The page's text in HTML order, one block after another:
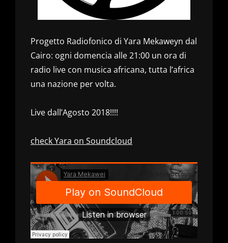
Progetto Radiofonico di Yara Mekaweyn dal
Cairo: ogni domencia alle 21:00 un ora di
radio live con musica africana, tutta l’africa
una nazione per volta.
Live dall’Agosto 2018!!!!
check Yara on Soundcloud